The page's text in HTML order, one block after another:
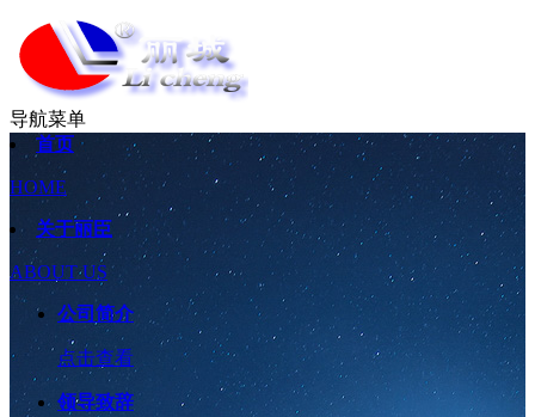
导航菜单
首页
HOME
关于丽臣
ABOUT US
公司简介
点击查看
领导致辞